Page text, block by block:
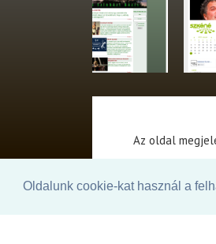
Oldalunk cookie-kat használ a
Az oldal